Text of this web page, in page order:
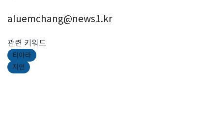
aluemchang@news1.kr
관련 키워드
티아라
지연